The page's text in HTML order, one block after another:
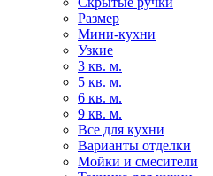
Размер
Мини-кухни
Узкие
3 кв. м.
5 кв. м.
6 кв. м.
9 кв. м.
Все для кухни
Варианты отделки
Мойки и смесители